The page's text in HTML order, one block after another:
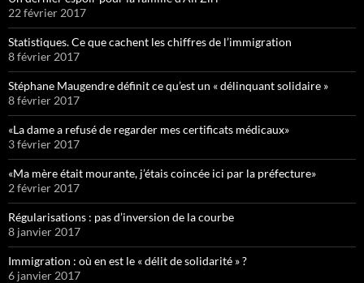
22 février 2017
Statistiques. Ce que cachent les chiffres de l’immigration
8 février 2017
Stéphane Maugendre définit ce qu’est un « délinquant solidaire »
8 février 2017
«La dame a refusé de regarder mes certificats médicaux»
3 février 2017
«Ma mère était mourante, j’étais coincée ici par la préfecture»
2 février 2017
Régularisations : pas d’inversion de la courbe
8 janvier 2017
Immigration : où en est le « délit de solidarité » ?
6 janvier 2017